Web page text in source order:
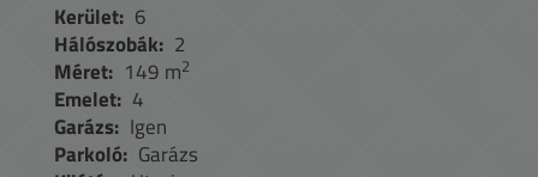
Kerület: 6
Hálószobák: 2
Méret: 149 m2
Emelet: 4
Garázs: Igen
Parkoló: Garázs